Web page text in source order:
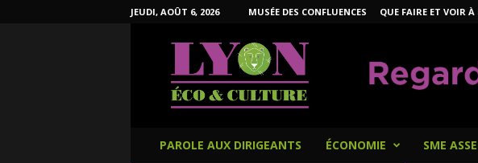
JEUDI, AOÛT 6, 2026 MUSÉE DES CONFLUENCES QUE FAIRE ET VOIR À
PAROLE AUX DIRIGEANTS ÉCONOMIE SME